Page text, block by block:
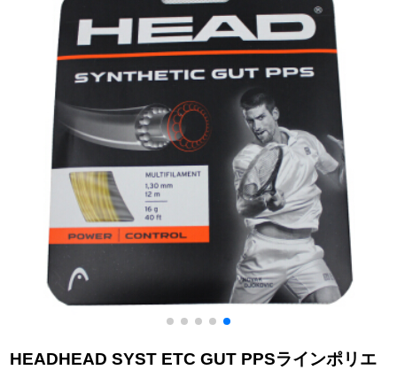
(平面の薄いタイプ)を
ゴムで結びます。
ット+特質のワイヤネ
ット+ギフトバッグと
することができま
す。
HEADHEAD SYST ETC GUT PPSラインポリエ